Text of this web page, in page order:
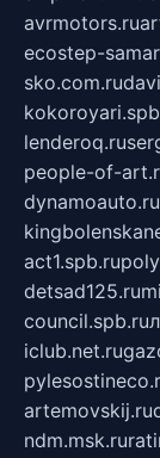
avrmotors.ru
ecostep-
sko.com.ru
lenderoq.ru
people-of-
dynamoauto.ru
act1.spb.ru
detsad125.ru
council.spb.ru
iclub.net.ru
artemovskij.ru
ndm.msk.ru